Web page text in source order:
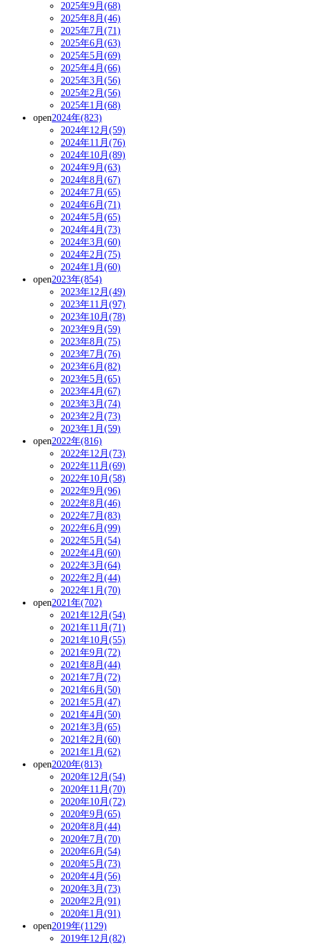
2025年9月(68)
2025年8月(46)
2025年7月(71)
2025年6月(63)
2025年5月(69)
2025年4月(66)
2025年3月(56)
2025年2月(56)
2025年1月(68)
open2024年(823)
2024年12月(59)
2024年11月(76)
2024年10月(89)
2024年9月(63)
2024年8月(67)
2024年7月(65)
2024年6月(71)
2024年5月(65)
2024年4月(73)
2024年3月(60)
2024年2月(75)
2024年1月(60)
open2023年(854)
2023年12月(49)
2023年11月(97)
2023年10月(78)
2023年9月(59)
2023年8月(75)
2023年7月(76)
2023年6月(82)
2023年5月(65)
2023年4月(67)
2023年3月(74)
2023年2月(73)
2023年1月(59)
open2022年(816)
2022年12月(73)
2022年11月(69)
2022年10月(58)
2022年9月(96)
2022年8月(46)
2022年7月(83)
2022年6月(99)
2022年5月(54)
2022年4月(60)
2022年3月(64)
2022年2月(44)
2022年1月(70)
open2021年(702)
2021年12月(54)
2021年11月(71)
2021年10月(55)
2021年9月(72)
2021年8月(44)
2021年7月(72)
2021年6月(50)
2021年5月(47)
2021年4月(50)
2021年3月(65)
2021年2月(60)
2021年1月(62)
open2020年(813)
2020年12月(54)
2020年11月(70)
2020年10月(72)
2020年9月(65)
2020年8月(44)
2020年7月(70)
2020年6月(54)
2020年5月(73)
2020年4月(56)
2020年3月(73)
2020年2月(91)
2020年1月(91)
open2019年(1129)
2019年12月(82)